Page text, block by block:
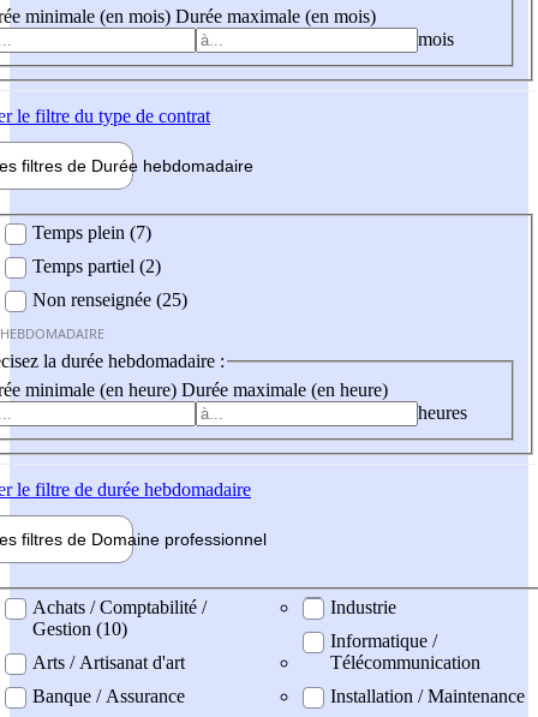
minimale (en mois) Durée maximale (en mois)
mois
le filtre du type de contrat
filtres de Durée hebdomadaire
Temps plein (7)
Temps partiel (2)
Non renseignée (25)
la durée hebdomadaire :
minimale (en heure) Durée maximale (en heure)
heures
le filtre de durée hebdomadaire
filtres de Domaine professionnel
professionel
Achats / Comptabilité /
Gestion (10)
Arts / Artisanat d'art
Banque / Assurance
Industrie
Informatique /
Télécommunication
Installation / Maintenance